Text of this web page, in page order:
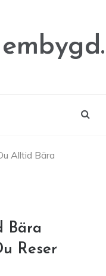
Alltid Bära
Bära
Reser